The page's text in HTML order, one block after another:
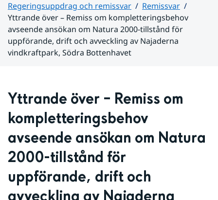
Regeringsuppdrag och remissvar
Remissvar
Yttrande över – Remiss om kompletteringsbehov
avseende ansökan om Natura 2000-tillstånd för
uppförande, drift och avveckling av Najaderna
vindkraftpark, Södra Bottenhavet
Yttrande över – Remiss om
kompletteringsbehov
avseende ansökan om Natura
2000-tillstånd för
uppförande, drift och